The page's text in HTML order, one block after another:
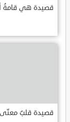
قصيدة هي قامةُ
قصيدة قلبٌ معنّى